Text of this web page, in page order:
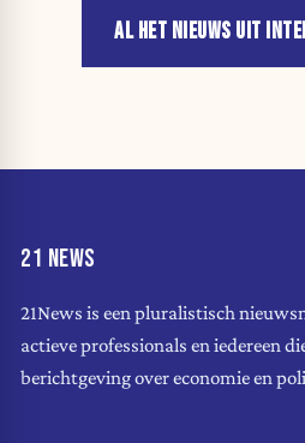
AL HET NIEUWS UIT
21 NEWS
21News is een pluralistisch
actieve professionals en iedereen
berichtgeving over economie en